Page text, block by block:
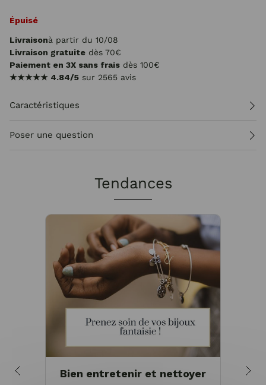
Épuisé
Livraisonà partir du 10/08
Livraison gratuite dès 70€
Paiement en 3X sans frais dès 100€
★★★★★ 4.84/5 sur 2565 avis
Caractéristiques
Poser une question
Tendances
Bien entretenir et nettoyer